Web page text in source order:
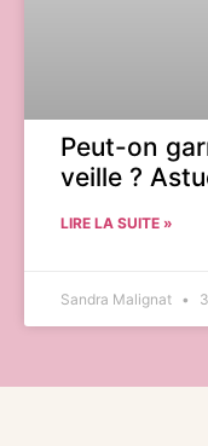
Peut-on
veille ?
LIRE LA SUITE »
Sandra Malignat